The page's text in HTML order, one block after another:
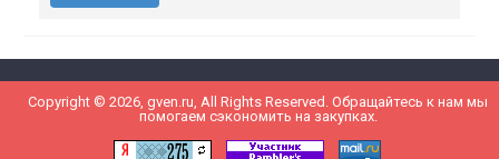
Copyright © 2026, gven.ru, All Rights Reserved. Обращайтесь к нам мы
помогаем сэкономить на закупках.